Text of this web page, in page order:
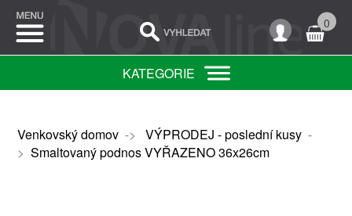
0
KATEGORIE
Venkovský domov-> VÝPRODEJ - poslední kusy-
> Smaltovaný podnos VYŘAZENO 36x26cm